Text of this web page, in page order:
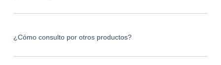
¿Cómo consulto por otros productos?